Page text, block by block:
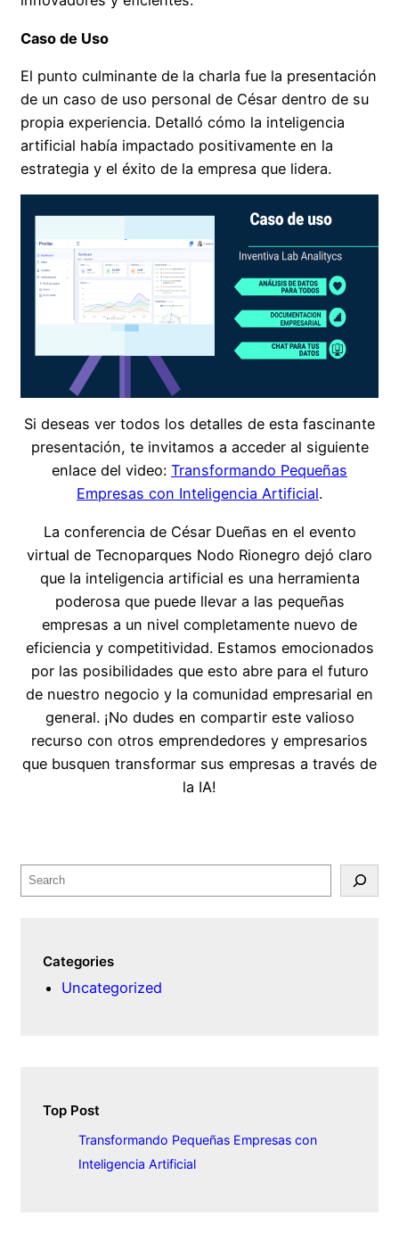
Caso de Uso
El punto culminante de la charla fue la presentación
de un caso de uso personal de César dentro de su
propia experiencia. Detalló cómo la inteligencia
artificial había impactado positivamente en la
estrategia y el éxito de la empresa que lidera.
Si deseas ver todos los detalles de esta fascinante
presentación, te invitamos a acceder al siguiente
enlace del video: Transformando Pequeñas
Empresas con Inteligencia Artificial.
La conferencia de César Dueñas en el evento
virtual de Tecnoparques Nodo Rionegro dejó claro
que la inteligencia artificial es una herramienta
poderosa que puede llevar a las pequeñas
empresas a un nivel completamente nuevo de
eficiencia y competitividad. Estamos emocionados
por las posibilidades que esto abre para el futuro
de nuestro negocio y la comunidad empresarial en
general. ¡No dudes en compartir este valioso
recurso con otros emprendedores y empresarios
que busquen transformar sus empresas a través de
la IA!
e
Categories
Uncategorized
Top Post
Transformando Pequeñas Empresas con
Inteligencia Artificial